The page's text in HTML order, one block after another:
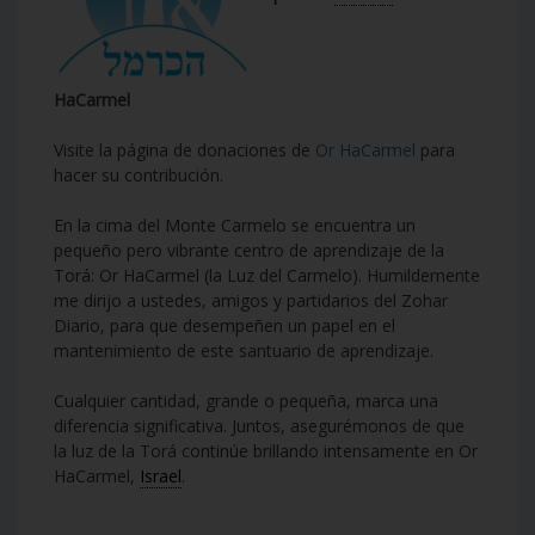
HaCarmel
Visite la página de donaciones de Or HaCarmel para
hacer su contribución.
En la cima del Monte Carmelo se encuentra un
pequeño pero vibrante centro de aprendizaje de la
Torá: Or HaCarmel (la Luz del Carmelo). Humildemente
me dirijo a ustedes, amigos y partidarios del Zohar
Diario, para que desempeñen un papel en el
mantenimiento de este santuario de aprendizaje.
Cualquier cantidad, grande o pequeña, marca una
diferencia significativa. Juntos, asegurémonos de que
la luz de la Torá continúe brillando intensamente en Or
HaCarmel, Israel.